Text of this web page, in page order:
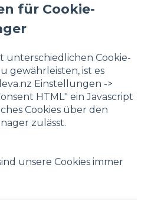
für Cookie-
unterschiedlichen Cookie-
gewährleisten, ist es
Einstellungen ->
HTML" ein Javascript
Cookies über den
zulässt.
unsere Cookies immer